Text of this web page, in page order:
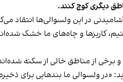
دیگری کوچ کنند.
در این ولسوالی‌ها انتقاد
کاریزها و چاه‌های ما خشک
از مناطق خالی از سکنه
«در ولسوالی ما بندهایی برای